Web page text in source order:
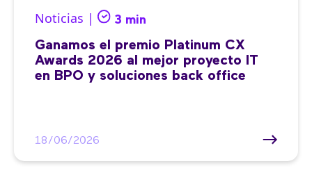
Noticias | 3 min
Ganamos el premio Platinum CX
Awards 2026 al mejor proyecto IT
en BPO y soluciones back office
18/06/2026